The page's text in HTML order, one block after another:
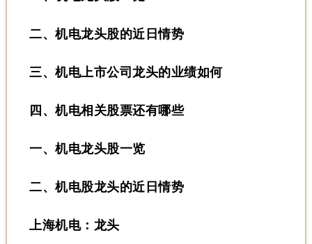
二、机电龙头股的近日情势
三、机电上市公司龙头的业绩如何
四、机电相关股票还有哪些
一、机电龙头股一览
二、机电股龙头的近日情势
上海机电：龙头